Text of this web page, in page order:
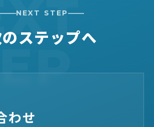
NEXT STEP
ステップへ
わせ